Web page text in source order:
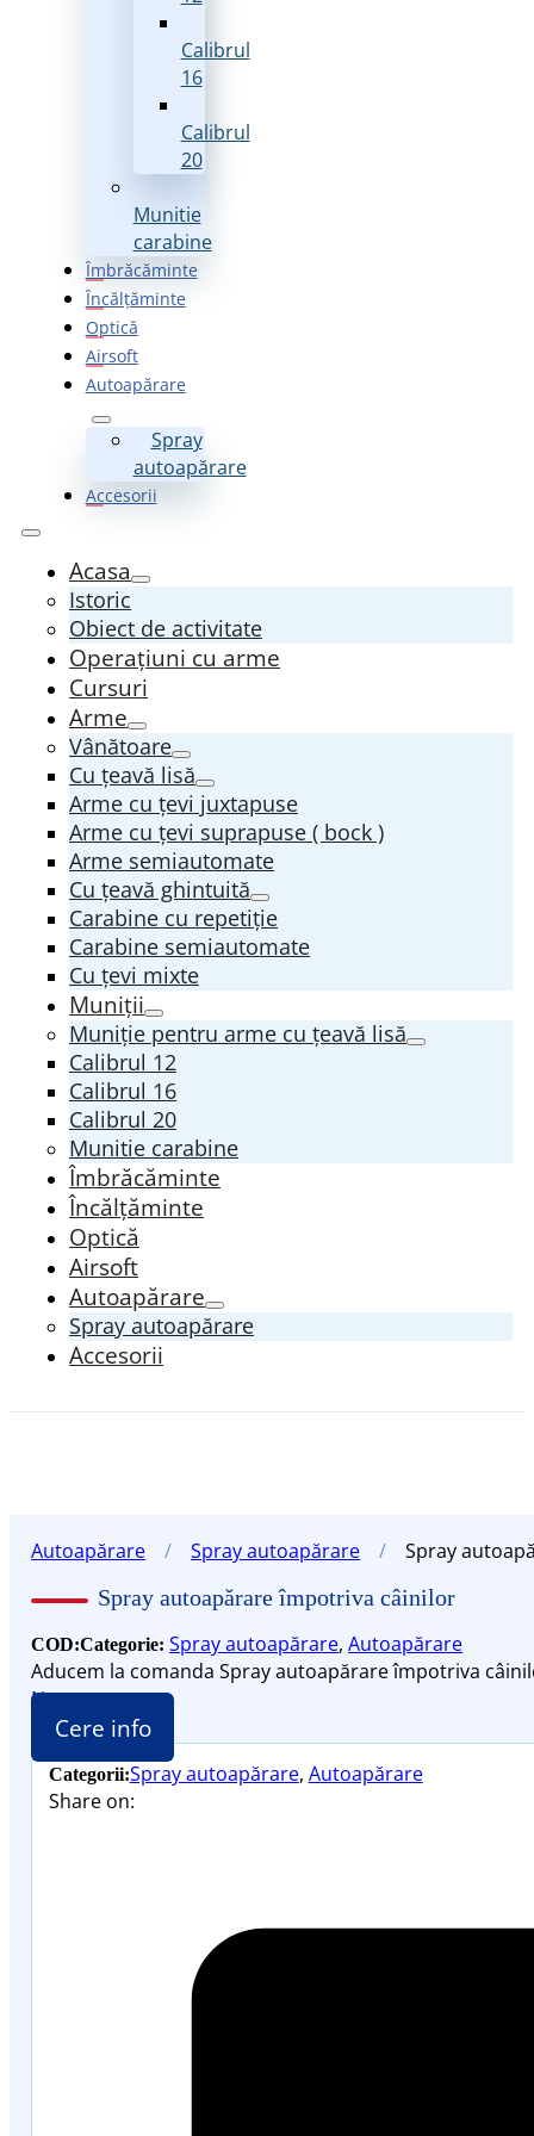
Calibrul
16
Calibrul
20
Munitie
carabine
Îmbrăcăminte
Încălțăminte
Optică
Airsoft
Autoapărare
Spray
autoapărare
Accesorii
Acasa
Istoric
Obiect de activitate
Operațiuni cu arme
Cursuri
Arme
Vânătoare
Cu țeavă lisă
Arme cu țevi juxtapuse
Arme cu țevi suprapuse ( bock )
Arme semiautomate
Cu țeavă ghintuită
Carabine cu repetiție
Carabine semiautomate
Cu țevi mixte
Muniții
Muniție pentru arme cu țeavă lisă
Calibrul 12
Calibrul 16
Calibrul 20
Munitie carabine
Îmbrăcăminte
Încălțăminte
Optică
Airsoft
Autoapărare
Spray autoapărare
Accesorii
Autoapărare / Spray autoapărare / Spray
Spray autoapărare împotriva câinilor
COD:Categorie:Spray autoapărare,Autoapărare
Aducem la comanda Spray autoapărare împotriva
Nou
Cere info
Categorii:Spray autoapărare, Autoapărare
Share on: